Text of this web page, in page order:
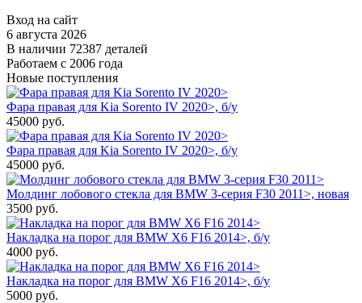
Вход на сайт
6 августа 2026
В наличии 72387 деталей
Работаем с 2006 года
Новые поступления
Фара правая для Kia Sorento IV 2020>, б/у
45000 руб.
Фара правая для Kia Sorento IV 2020>, б/у
45000 руб.
Молдинг лобового стекла для BMW 3-серия F30 2011>, новая
3500 руб.
Накладка на порог для BMW X6 F16 2014>, б/у
4000 руб.
Накладка на порог для BMW X6 F16 2014>, б/у
5000 руб.